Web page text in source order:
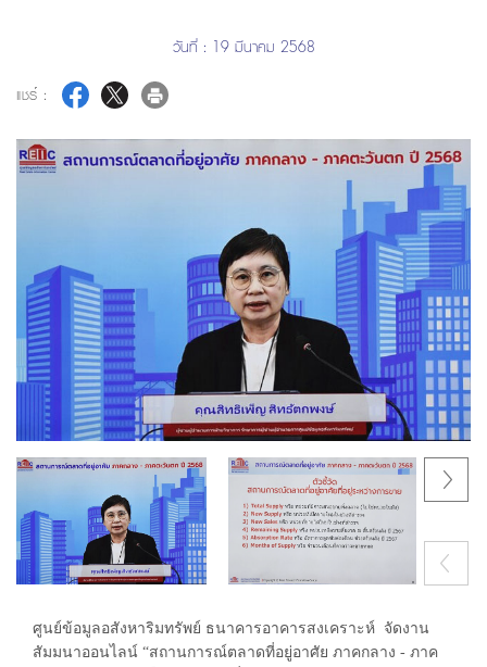
วันที่ : 19 มีนาคม 2568
แชร์ :
ศูนย์ข้อมูลอสังหาริมทรัพย์ ธนาคารอาคารสงเคราะห์ จัดงาน
สัมมนาออนไลน์ “สถานการณ์ตลาดที่อยู่อาศัย ภาคกลาง - ภาค